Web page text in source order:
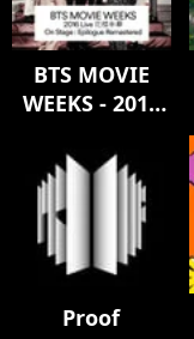
BTS MOVIE
WEEKS - 2016
On Stage :
Epilogue
Remastered
Proof